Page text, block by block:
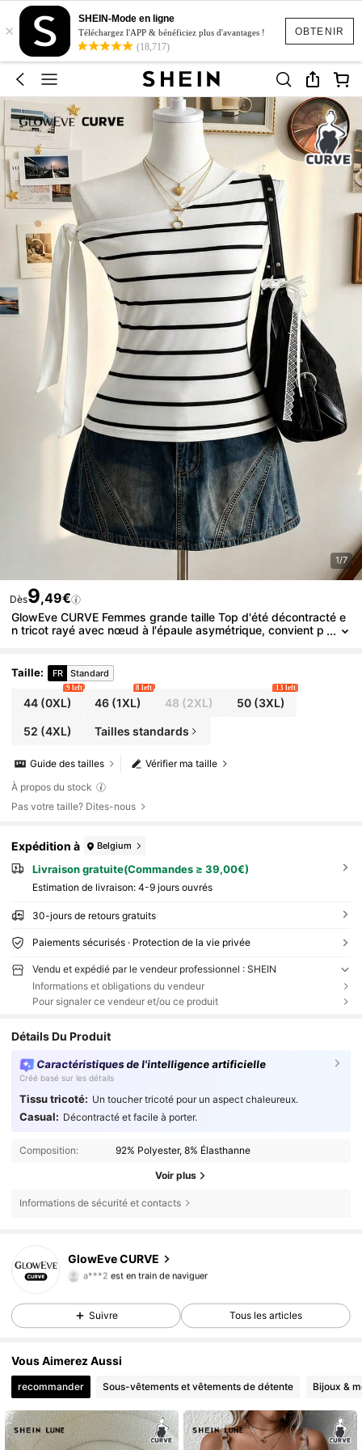
OBTENIR
×
SHEIN-Mode en ligne
Téléchargez l'APP & bénéficiez plus d'avantages !
(18,717)
1/7
Dès9,49€
GlowEve CURVE Femmes grande taille Top d'été décontracté e
n tricot rayé avec nœud à l'épaule asymétrique, convient p
Taille: FR Standard
44(0XL)
9 left
46 (1XL)
8 left
48 (2XL) 50(3XL)
13 left
52 (4XL) Tailles standards
Vérifier ma taille
Guide des tailles
À propos du stock
Pas votre taille? Dites-nous
Expédition à Belgium
Livraison gratuite(Commandes ≥ 39,00€)
Estimation de livraison: 4-9 jours ouvrés
30-jours de retours gratuits
Paiements sécurisés · Protection de la vie privée
Vendu et expédié par le vendeur professionnel : SHEIN
Informations et obligations du vendeur
Pour signaler ce vendeur et/ou ce produit
Détails Du Produit
Caractéristiques de l'intelligence artificielle
Créé basé sur les détails
Tissu tricoté: Un toucher tricoté pour un aspect chaleureux.
Casual: Décontracté et facile à porter.
Composition: 92% Polyester, 8% Élasthanne
Voir plus
Informations de sécurité et contacts
GlowEve CURVE
4,68
302K Suiveurs
a***2
est en train de naviguer
302K Suiveurs
4,68
4,68 302K Suiveurs
4,68 302K Suiveurs
4,68 302K Suiveurs
4,68 302K Suiveurs
Suivre Tous les articles
Vous Aimerez Aussi
recommander Sous-vêtements et vêtements de détente Bijoux &